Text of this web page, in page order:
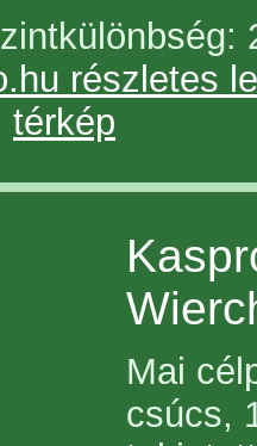
részletes
térkép
Mai
csúcs,